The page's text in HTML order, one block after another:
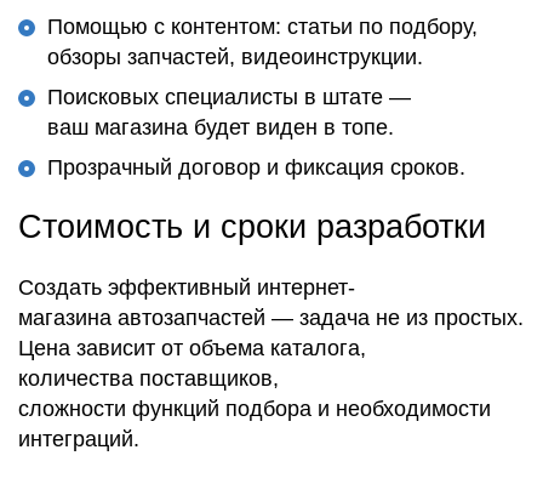
Помощью с контентом: статьи по подбору,
обзоры запчастей, видеоинструкции.
Поисковых специалисты в штате —
ваш магазина будет виден в топе.
Прозрачный договор и фиксация сроков.
Стоимость и сроки разработки
Создать эффективный интернет-
магазина автозапчастей — задача не из простых.
Цена зависит от объема каталога,
количества поставщиков,
сложности функций подбора и необходимости
интеграций.